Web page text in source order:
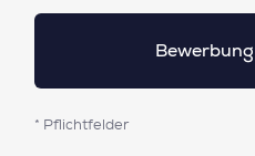
* Pflichtfelder